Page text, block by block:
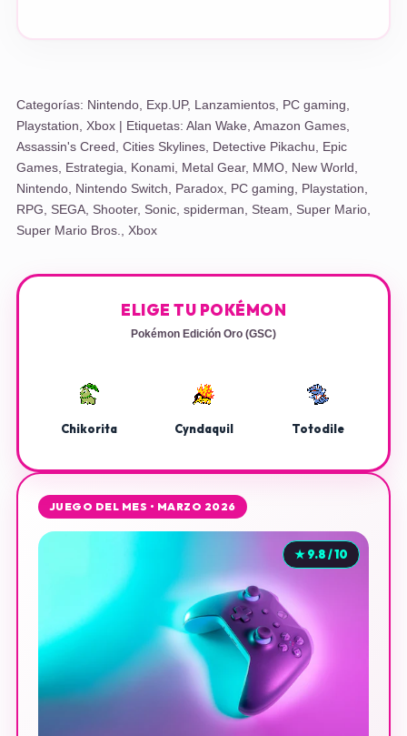
Categorías: Nintendo, Exp.UP, Lanzamientos, PC gaming
Playstation
Xbox| Etiquetas: Alan Wake Amazon Games,
Assassin's Creed Cities Skylines, Detective Pikachu
Epic
Games, Estrategia Konami, Metal Gear, MMO, New World
Nintendo, Nintendo Switch Paradox, PC gaming Playstation
RPG
SEGA, Shooter, Sonic, spiderman Steam Super Mario,
Super Mario Bros.
Xbox
ELIGE TU POKÉMON
Pokémon Edición Oro (GSC)
Chikorita Cyndaquil Totodile
JUEGO DEL MES • MARZO 2026
★ 9.8 / 10